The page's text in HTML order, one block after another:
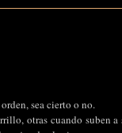
sea cierto o no.
otras cuando suben